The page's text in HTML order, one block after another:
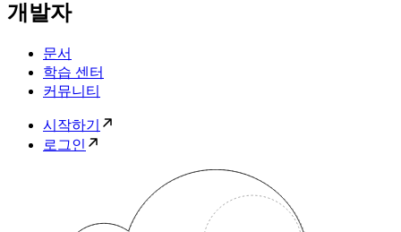
개발자
문서
학습 센터
커뮤니티
시작하기
로그인